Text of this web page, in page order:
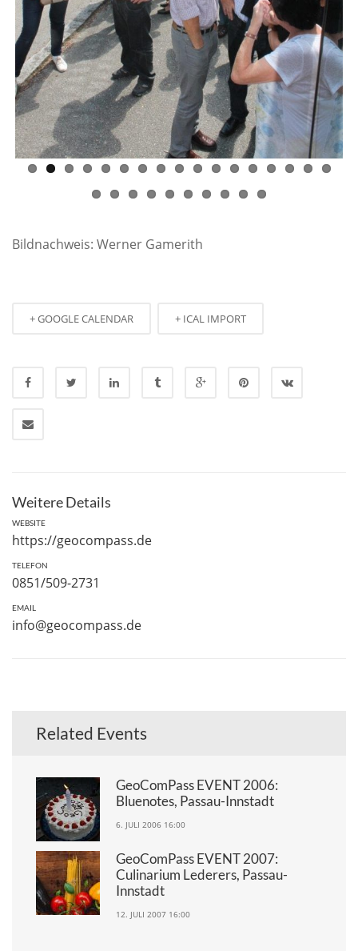
Bildnachweis: Werner Gamerith
+ GOOGLE CALENDAR + ICAL IMPORT
Weitere Details
WEBSITE
https://geocompass.de
TELEFON
0851/509-2731
EMAIL
info@geocompass.de
Related Events
GeoComPass EVENT 2006:
Bluenotes, Passau-Innstadt
6. JULI 2006 16:00
GeoComPass EVENT 2007:
Culinarium Lederers, Passau-
Innstadt
12. JULI 2007 16:00